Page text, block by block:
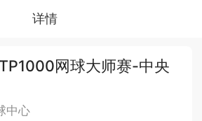
详情
网球大师赛-中央
中心